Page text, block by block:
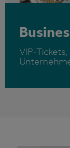
VIP-